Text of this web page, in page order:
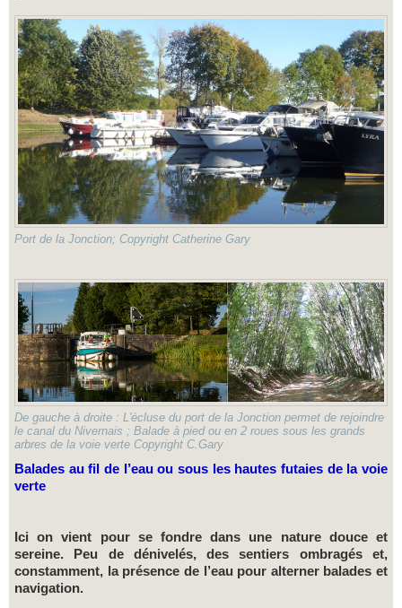
Port de la Jonction; Copyright Catherine Gary
De gauche à droite : L'écluse du port de la Jonction permet de rejoindre
le canal du Nivernais ; Balade à pied ou en 2 roues sous les grands
arbres de la voie verte Copyright C.Gary
Balades au fil de l’eau ou sous les hautes futaies de la voie
verte
Ici on vient pour se fondre dans une nature douce et
sereine. Peu de dénivelés, des sentiers ombragés et,
constamment, la présence de l’eau pour alterner balades et
navigation.